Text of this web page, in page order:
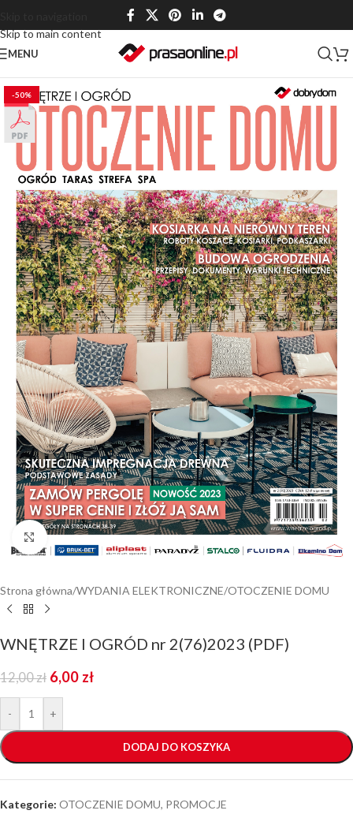
Skip to main content
MENU
-50%
Kliknij aby powiększyć
Strona główna/WYDANIA ELEKTRONICZNE/OTOCZENIE DOMU
WNĘTRZE I OGRÓD nr 2(76)2023 (PDF)
12,00zł 6,00 zł
- +
DODAJ DO KOSZYKA
Kategorie: OTOCZENIE DOMU, PROMOCJE